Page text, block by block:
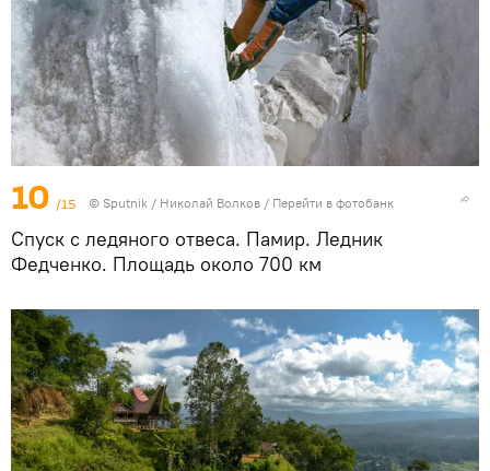
10 /15 © Sputnik / Николай Волков / Перейти в фотобанк
Спуск с ледяного отвеса. Памир. Ледник
Федченко. Площадь около 700 км